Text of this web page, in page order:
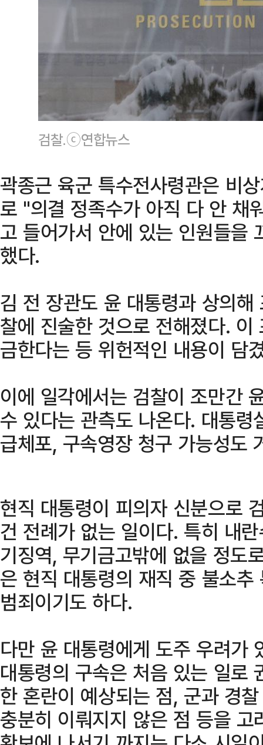
검찰.ⓒ연합뉴스
곽종근 육군 특수전사령관은 비
로 "의결 정족수가 아직 다 안 채
고 들어가서 안에 있는 인원들을
했다.
김 전 장관도 윤 대통령과 상의
찰에 진술한 것으로 전해졌다.
금한다는 등 위헌적인 내용이 담
이에 일각에서는 검찰이 조만간
수 있다는 관측도 나온다. 대통
급체포, 구속영장 청구 가능성도
현직 대통령이 피의자 신분으로
건 전례가 없는 일이다. 특히 내
기징역, 무기금고밖에 없을 정도
은 현직 대통령의 재직 중 불소
범죄이기도 하다.
다만 윤 대통령에게 도주 우려가
대통령의 구속은 처음 있는 일로
한 혼란이 예상되는 점, 군과 경
충분히 이뤄지지 않은 점 등을